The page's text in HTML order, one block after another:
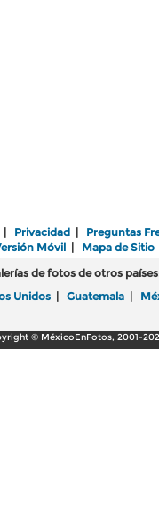
| Privacidad | Preguntas
Móvil| Mapa de Sitio
de fotos de otros
Unidos | Guatemala |
© MéxicoEnFotos, 2001-